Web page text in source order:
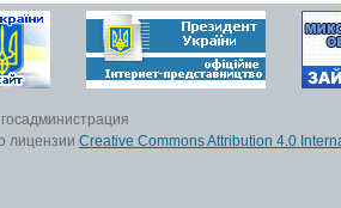
лицензии Creative Commons Attribution 4.0